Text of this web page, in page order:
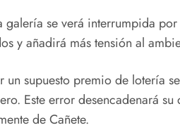
galería se verá interrumpida
y añadirá más tensión al
supuesto premio de lotería
Este error desencadenará
de Cañete.